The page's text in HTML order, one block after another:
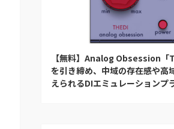
【無料】Analog Obsession「
を引き締め、中域の存在感や高
えられるDIエミュレーションプ